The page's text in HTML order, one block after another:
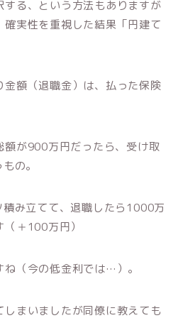
する、という方法もありますが
確実性を重視した結果「円建て
額（退職金）は、払った保険
額が900万円だったら、受け取
の。
み立てて、退職したら1000万
＋100万円）
（今の低金利では…）。
まいましたが同僚に教えても